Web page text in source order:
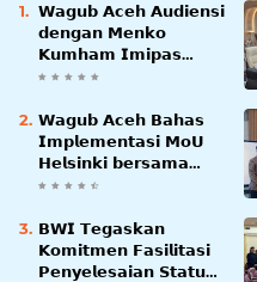
𝗪𝗮𝗴𝘂𝗯 𝗔𝗰𝗲𝗵 𝗔𝘂𝗱𝗶𝗲𝗻𝘀𝗶
𝗱𝗲𝗻𝗴𝗮𝗻 𝗠𝗲𝗻𝗸𝗼
𝗞𝘂𝗺𝗵𝗮𝗺 𝗜𝗺𝗶𝗽𝗮𝘀
𝗧𝗲𝗿𝗸𝗮𝗶𝘁 𝗦𝘁𝗮𝘁𝘂𝘀 𝗪𝗮𝗸𝗮𝗳
𝗪𝗮𝗴𝘂𝗯 𝗔𝗰𝗲𝗵 𝗕𝗮𝗵𝗮𝘀
𝗜𝗺𝗽𝗹𝗲𝗺𝗲𝗻𝘁𝗮𝘀𝗶 𝗠𝗼𝗨
𝗛𝗲𝗹𝘀𝗶𝗻𝗸𝗶 𝗯𝗲𝗿𝘀𝗮𝗺𝗮
𝗦𝗲𝗸𝗿𝗲𝘁𝗮𝗿𝗶𝗮𝘁 𝗡𝗲𝗴𝗮𝗿𝗮
𝗕𝗪𝗜 𝗧𝗲𝗴𝗮𝘀𝗸𝗮𝗻
𝗞𝗼𝗺𝗶𝘁𝗺𝗲𝗻 𝗙𝗮𝘀𝗶𝗹𝗶𝘁𝗮𝘀𝗶
𝗣𝗲𝗻𝘆𝗲𝗹𝗲𝘀𝗮𝗶𝗮𝗻 𝗦𝘁𝗮𝘁𝘂𝘀